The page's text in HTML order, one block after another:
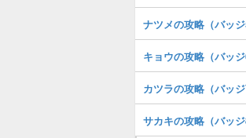
ナツメの攻略（バッジ
キョウの攻略（バッジ
カツラの攻略（バッジ
サカキの攻略（バッジ